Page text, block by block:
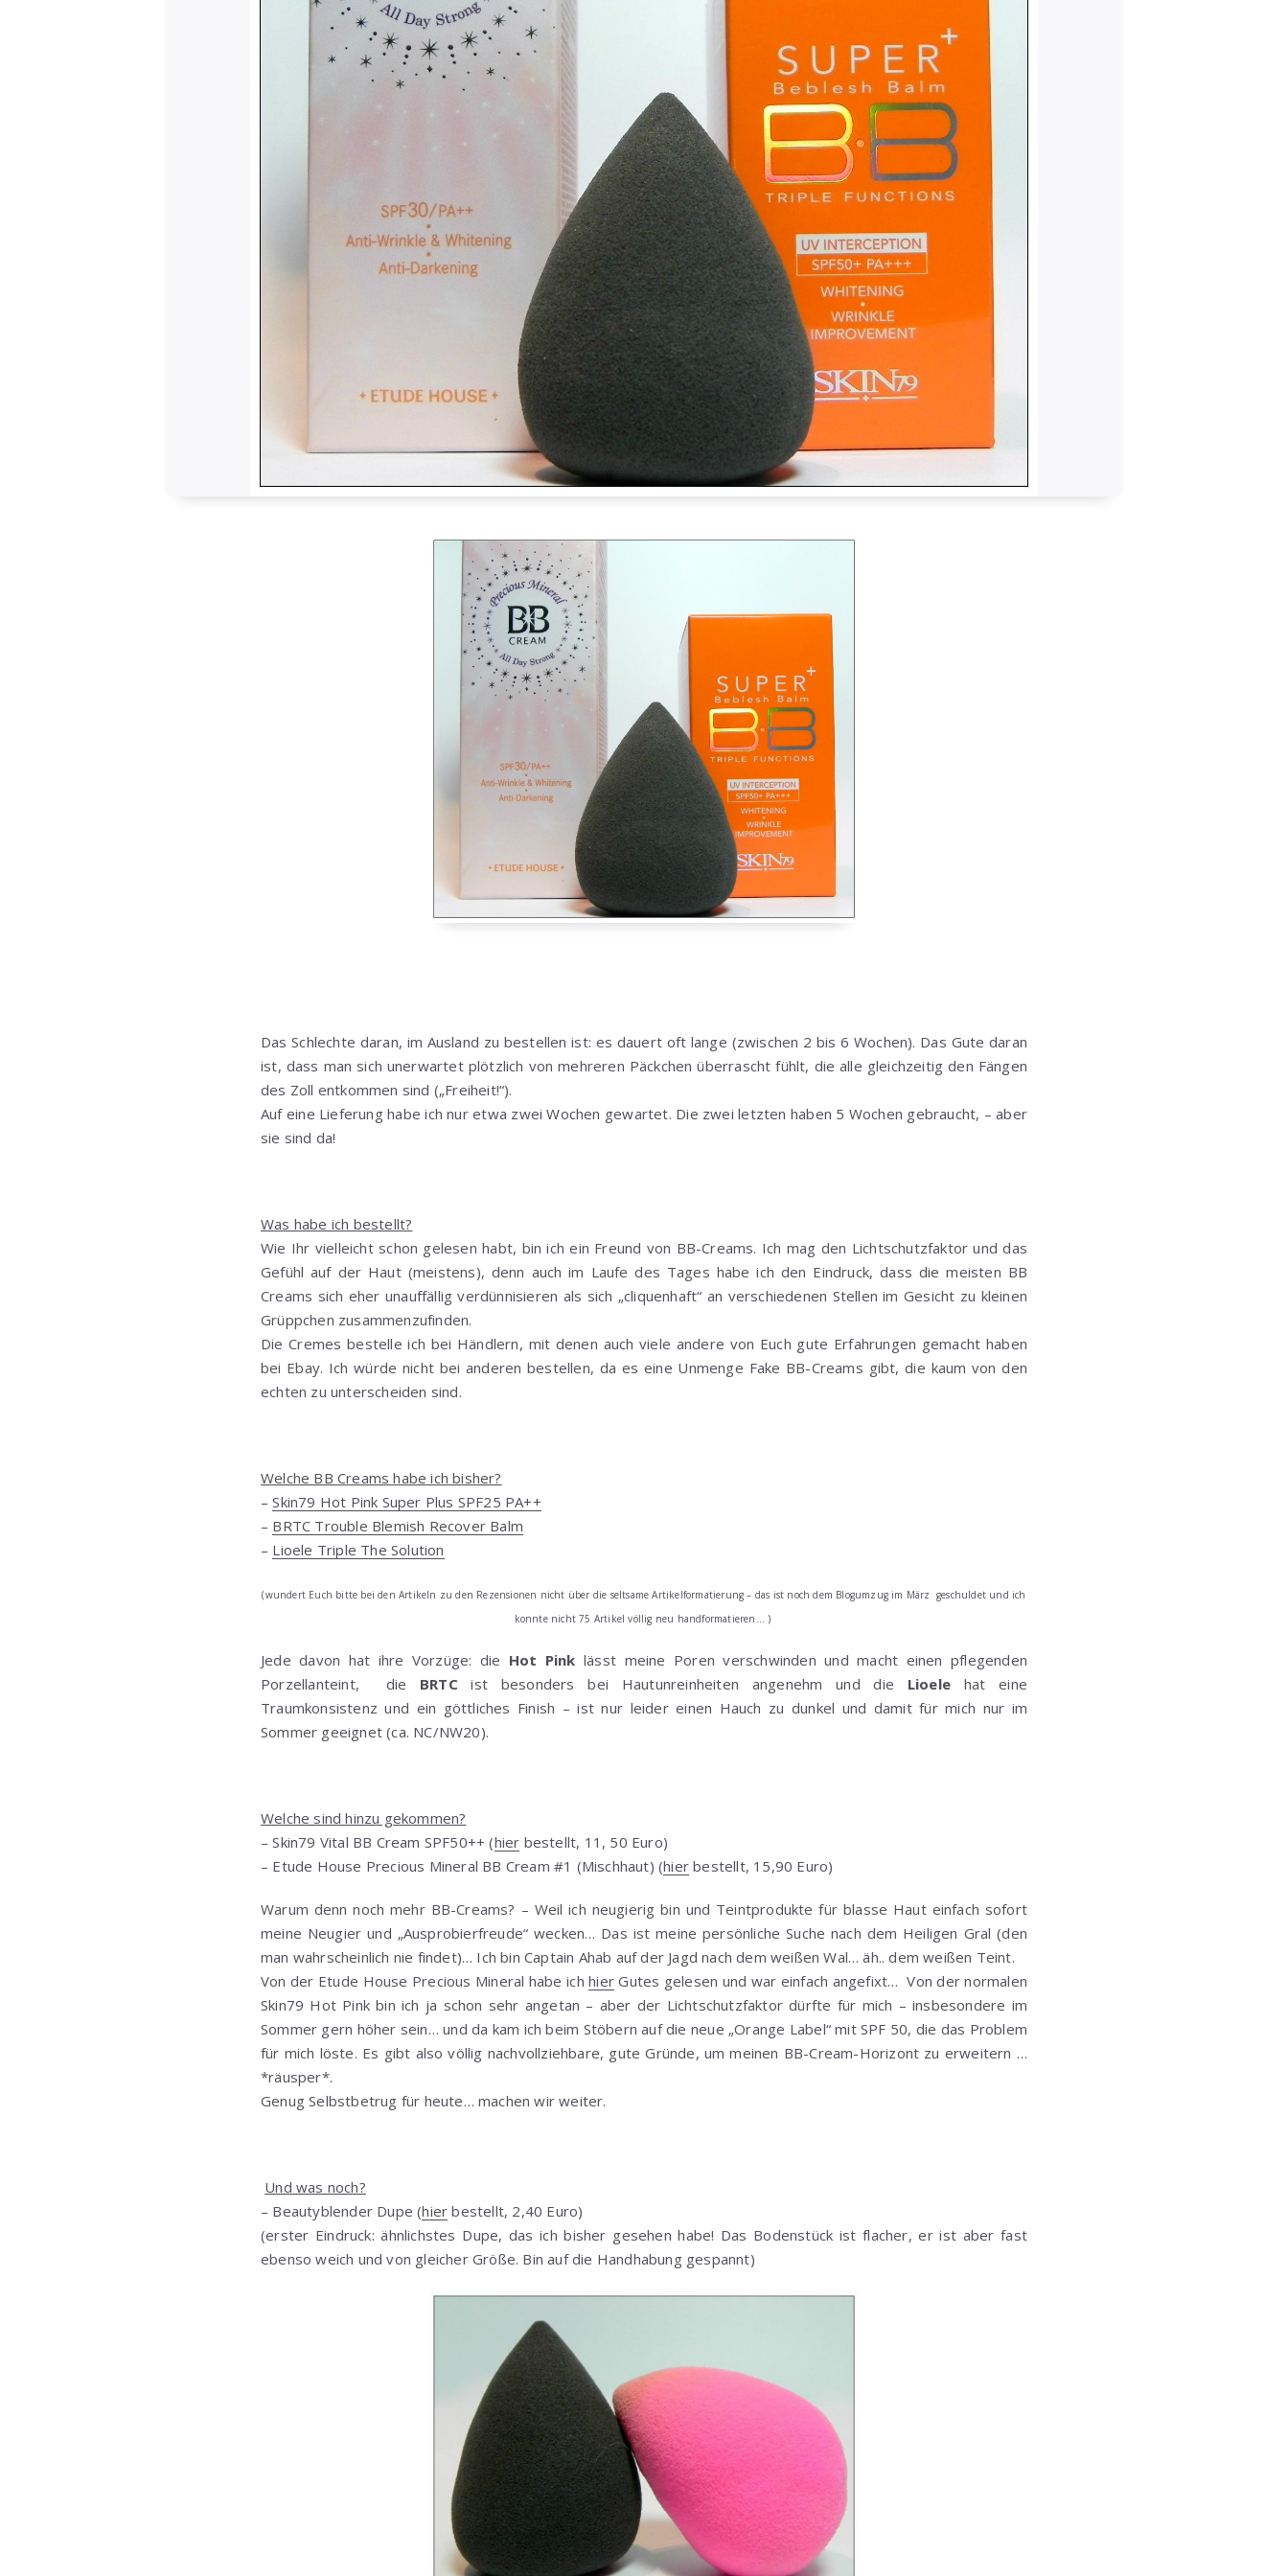
Das Schlechte daran, im Ausland zu bestellen ist: es dauert oft lange (zwischen 2 bis 6 Wochen). Das Gute daran
ist, dass man sich unerwartet plötzlich von mehreren Päckchen überrascht fühlt, die alle gleichzeitig den Fängen
des Zoll entkommen sind („Freiheit!“).
Auf eine Lieferung habe ich nur etwa zwei Wochen gewartet. Die zwei letzten haben 5 Wochen gebraucht, – aber
sie sind da!
Was habe ich bestellt?
Wie Ihr vielleicht schon gelesen habt, bin ich ein Freund von BB-Creams. Ich mag den Lichtschutzfaktor und das
Gefühl auf der Haut (meistens), denn auch im Laufe des Tages habe ich den Eindruck, dass die meisten BB
Creams sich eher unauffällig verdünnisieren als sich „cliquenhaft“ an verschiedenen Stellen im Gesicht zu kleinen
Grüppchen zusammenzufinden.
Die Cremes bestelle ich bei Händlern, mit denen auch viele andere von Euch gute Erfahrungen gemacht haben
bei Ebay. Ich würde nicht bei anderen bestellen, da es eine Unmenge Fake BB-Creams gibt, die kaum von den
echten zu unterscheiden sind.
Welche BB Creams habe ich bisher?
–Skin79 Hot Pink Super Plus SPF25 PA++
– BRTC Trouble Blemish Recover Balm
– Lioele Triple The Solution
(wundert Euch bitte bei den Artikeln zu den Rezensionen nicht über die seltsame Artikelformatierung – das ist noch dem Blogumzug im März geschuldet und ich
konnte nicht 75 Artikel völlig neu handformatieren… )
Jede davon hat ihre Vorzüge: die Hot Pink lässt meine Poren verschwinden und macht einen pflegenden
Porzellanteint, die BRTC ist besonders bei Hautunreinheiten angenehm und die Lioele hat eine
Traumkonsistenz und ein göttliches Finish – ist nur leider einen Hauch zu dunkel und damit für mich nur im
Sommer geeignet (ca. NC/NW20).
Welche sind hinzu gekommen?
– Skin79 Vital BB Cream SPF50++ (hier bestellt, 11, 50 Euro)
– Etude House Precious Mineral BB Cream #1 (Mischhaut) (hier bestellt, 15,90 Euro)
Warum denn noch mehr BB-Creams? – Weil ich neugierig bin und Teintprodukte für blasse Haut einfach sofort
meine Neugier und „Ausprobierfreude“ wecken… Das ist meine persönliche Suche nach dem Heiligen Gral (den
man wahrscheinlich nie findet)… Ich bin Captain Ahab auf der Jagd nach dem weißen Wal… äh.. dem weißen Teint.
Von der Etude House Precious Mineral habe ichhierGutes gelesen und war einfach angefixt… Von der normalen
Skin79 Hot Pink bin ich ja schon sehr angetan – aber der Lichtschutzfaktor dürfte für mich – insbesondere im
Sommer gern höher sein… und da kam ich beim Stöbern auf die neue „Orange Label“ mit SPF 50, die das Problem
für mich löste. Es gibt also völlig nachvollziehbare, gute Gründe, um meinen BB-Cream-Horizont zu erweitern …
*räusper*.
Genug Selbstbetrug für heute… machen wir weiter.
Und was noch?
– Beautyblender Dupe (hier bestellt, 2,40 Euro)
(erster Eindruck: ähnlichstes Dupe, das ich bisher gesehen habe! Das Bodenstück ist flacher, er ist aber fast
ebenso weich und von gleicher Größe. Bin auf die Handhabung gespannt)